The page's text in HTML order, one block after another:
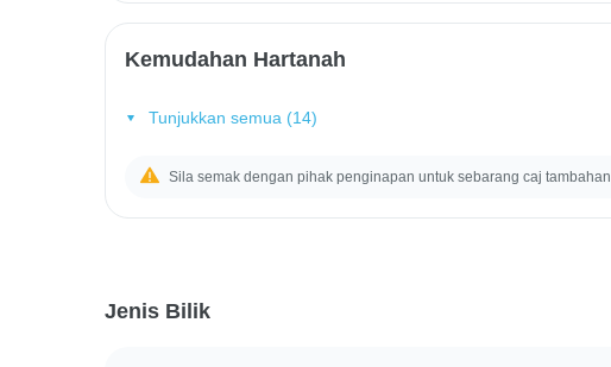
Kemudahan Hartanah
Tunjukkan semua (14)
Sila semak dengan pihak penginapan untuk sebarang caj tambahan.
Jenis Bilik